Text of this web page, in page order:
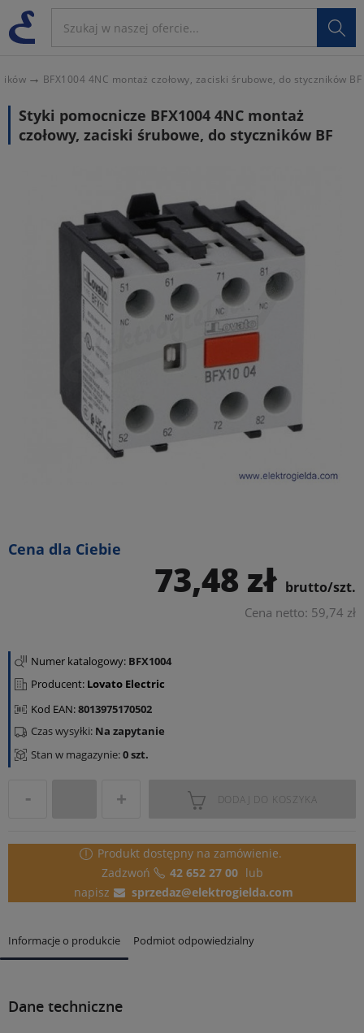

BFX1004 4NC montaż czołowy, zaciski śrubowe, do styczników BF
Styki pomocnicze BFX1004 4NC montaż
czołowy, zaciski śrubowe, do styczników BF
Cena dla Ciebie
73,48 zł brutto/szt.
Cena netto: 59,74 zł
Numer katalogowy: BFX1004
Producent: Lovato Electric
Kod EAN:8013975170502
Stan w magazynie:0 szt.
Czas wysyłki: Na zapytanie
DODAJ DO KOSZYKA
Produkt dostępny na zamówienie.
Zadzwoń
42 652 27 00 lub
napisz
sprzedaz@elektrogielda.com
Informacje o produkcie Podmiot odpowiedzialny
Dane techniczne